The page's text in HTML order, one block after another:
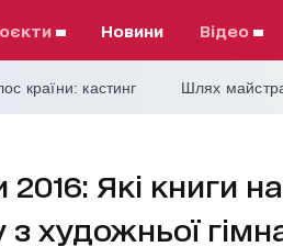
Новини відео
країни: кастинг Шлях
2016: Які книги
з художньої